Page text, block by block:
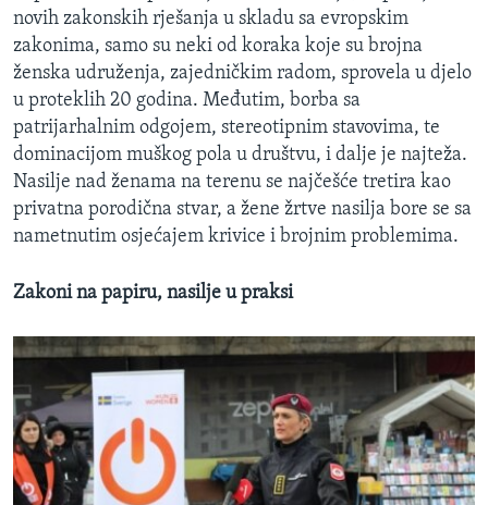
novih zakonskih rješanja u skladu sa evropskim
zakonima, samo su neki od koraka koje su brojna
ženska udruženja, zajedničkim radom, sprovela u djelo
u proteklih 20 godina. Međutim, borba sa
patrijarhalnim odgojem, stereotipnim stavovima, te
dominacijom muškog pola u društvu, i dalje je najteža.
Nasilje nad ženama na terenu se najčešće tretira kao
privatna porodična stvar, a žene žrtve nasilja bore se sa
nametnutim osjećajem krivice i brojnim problemima.
Zakoni na papiru, nasilje u praksi